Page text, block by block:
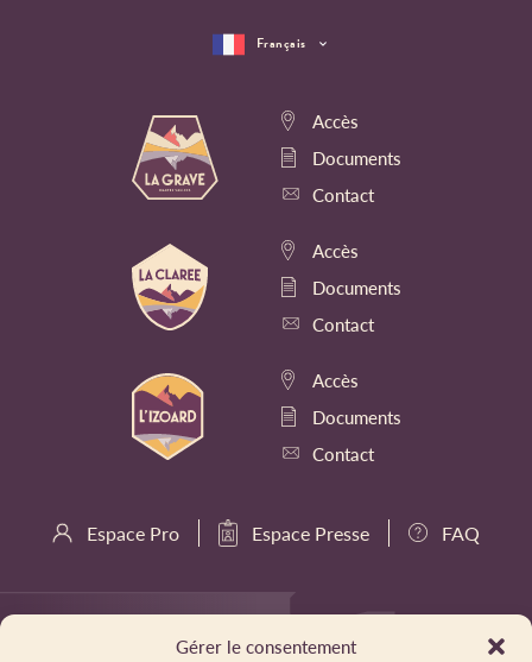
Gérer le consentement
Accès
Documents
Contact
Accès
Documents
Contact
Accès
Documents
Contact
Espace Pro Espace Presse FAQ
Français